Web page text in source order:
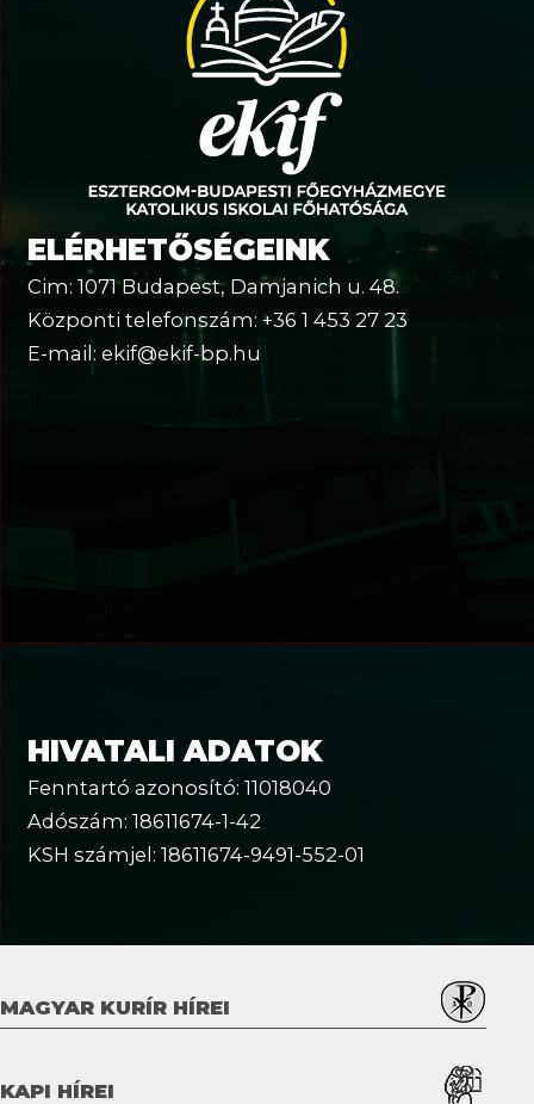
ELÉRHETŐSÉGEINK
Cim: 1071 Budapest, Damjanich u. 48.
Központi telefonszám: +36 1 453 27 23
E-mail: ekif@ekif-bp.hu
HIVATALI ADATOK
Fenntartó azonosító: 11018040
Adószám: 18611674-1-42
KSH számjel: 18611674-9491-552-01
MAGYAR KURÍR HÍREI
KAPI HÍREI